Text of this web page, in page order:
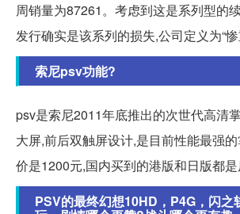
周销量为87261。考虑到这是系列型的
发行确实是该系列的损失,公司定义为“惨
索尼psv功能?
psv是索尼2011年底推出的次世代高清
大屏,前后双触屏设计,是目前性能最强
价是1200元,国内买到的港版和日版都是
PSV的最终幻想10HD，P4G，闪之